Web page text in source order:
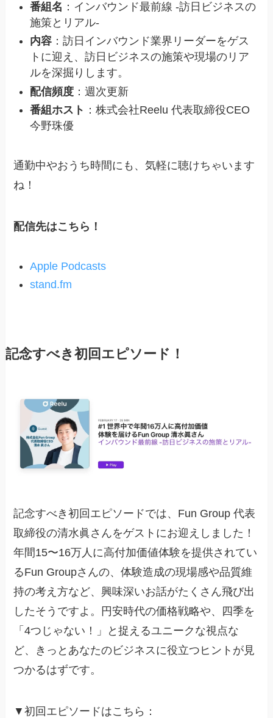
番組名 ：インバウンド最前線 -訪日ビジネスの
施策とリアル-
内容 ：訪日インバウンド業界リーダーをゲス
トに迎え、訪日ビジネスの施策や現場のリア
ルを深掘りします。
配信頻度 ：週次更新
番組ホスト ：株式会社Reelu 代表取締役CEO
今野珠優
通勤中やおうち時間にも、気軽に聴けちゃいます
ね！
配信先はこちら！
Apple Podcasts
stand.fm
記念すべき初回エピソード！
記念すべき初回エピソードでは、Fun Group 代表
取締役の清水眞さんをゲストにお迎えしました！
年間15〜16万人に高付加価値体験を提供されてい
るFun Groupさんの、体験造成の現場感や品質維
持の考え方など、興味深いお話がたくさん飛び出
したそうですよ。円安時代の価格戦略や、四季を
「4つじゃない！」と捉えるユニークな視点な
ど、きっとあなたのビジネスに役立つヒントが見
つかるはずです。
▼初回エピソードはこちら：